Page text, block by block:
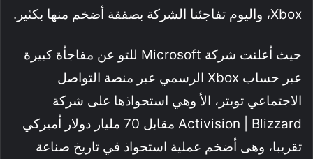
Xbox، واليوم تفاجئنا الشركة بصفقة أضخم منها بكثير.
حيث أعلنت شركة Microsoft للتو عن مفاجأة كبيرة
عبر حساب Xbox الرسمي عبر منصة التواصل
الاجتماعي تويتر، الأ وهي استحواذها على شركة
Activision | Blizzard مقابل 70 مليار دولار أميركي
تقريبا، وهى أضخم عملية استحواذ في تاريخ صناعة